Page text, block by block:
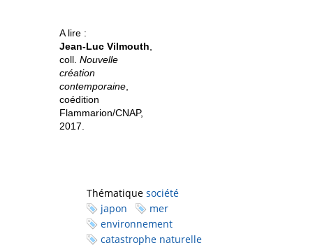
A lire :
Jean-Luc Vilmouth,
coll. Nouvelle
création
contemporaine,
coédition
Flammarion/CNAP,
2017.
Thématique société
japon
mer
environnement
catastrophe naturelle